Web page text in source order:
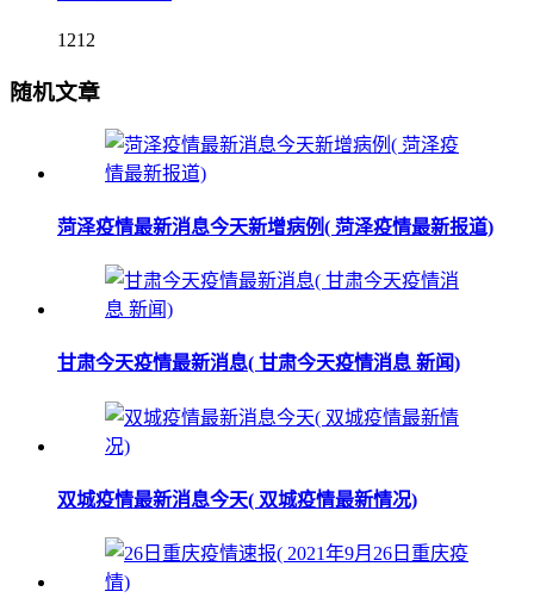
1212
随机文章
菏泽疫情最新消息今天新增病例( 菏泽疫情最新报道)
甘肃今天疫情最新消息( 甘肃今天疫情消息 新闻)
双城疫情最新消息今天( 双城疫情最新情况)